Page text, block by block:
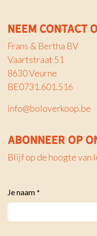
Neem contact
Frans & Bertha BV
Vaartstraat 51
8630 Veurne
BE0731.601.516
info@boloverkoop.be
ABONNEER OP
Blijf op de hoogte van
Je naam *